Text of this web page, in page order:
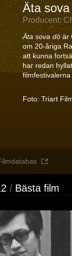
Äta
Producent:
Äta sova döär
om 20-åriga
att kunna
har redan
filmfestivalerna
Foto: Triart
Bästa film